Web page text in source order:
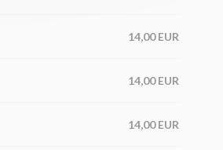
14,00 EUR
14,00 EUR
14,00 EUR